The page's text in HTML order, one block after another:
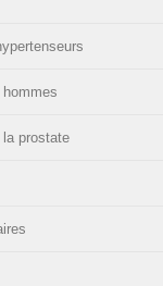
la prostate